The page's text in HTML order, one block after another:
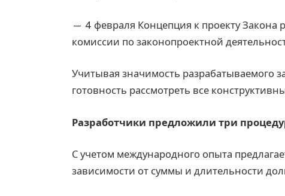
— 4 февраля Концепция к проекту Закона
комиссии по законопроектной
Учитывая значимость разрабатываемого
готовность рассмотреть все
Разработчики предложили три
С учетом международного опыта
зависимости от суммы и длительности